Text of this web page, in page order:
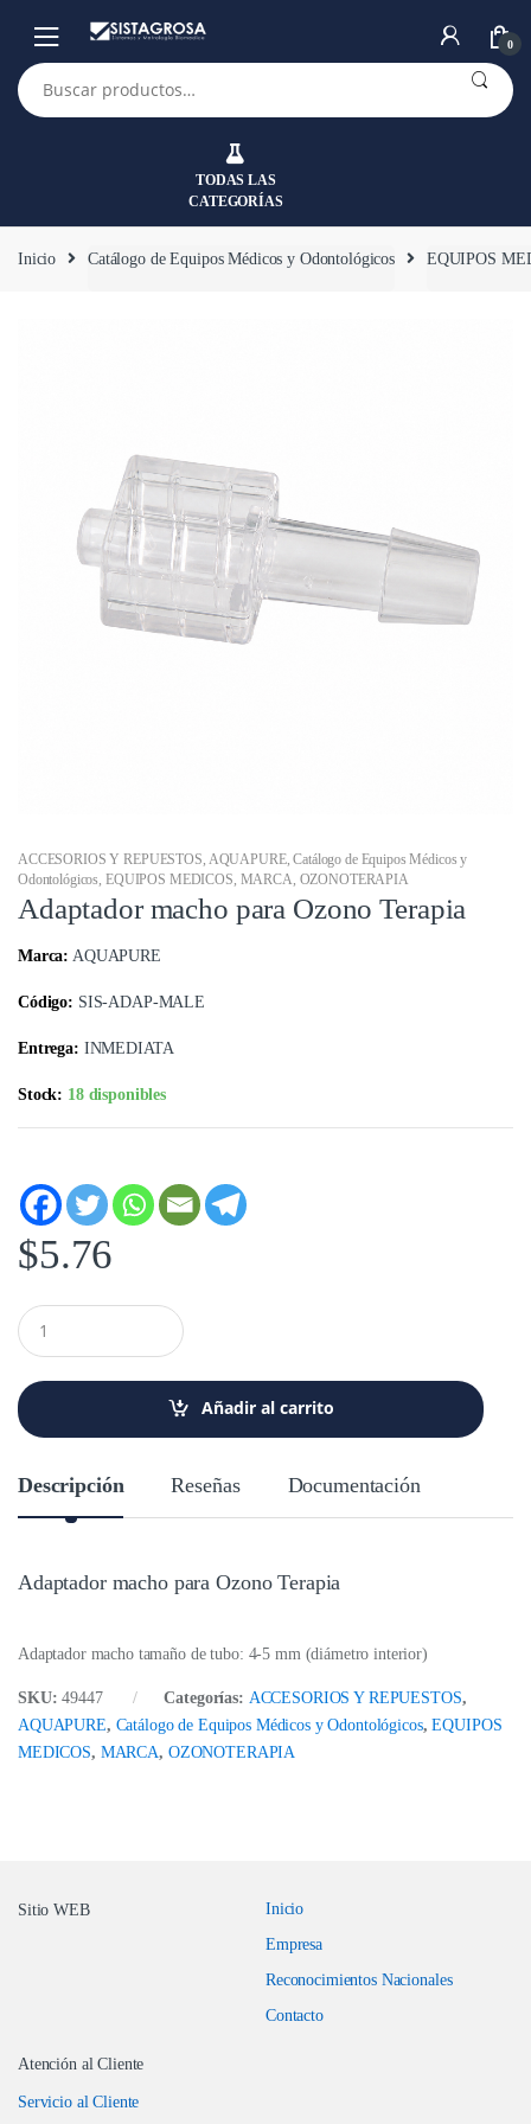
navegación
contenido
0
Buscar
por:
TODAS LAS
CATEGORÍAS
Inicio Catálogo de Equipos Médicos y Odontológicos EQUIPOS
ACCESORIOS Y REPUESTOS, AQUAPURE,Catálogo de Equipos Médicos y
Odontológicos, EQUIPOS MEDICOS, MARCA, OZONOTERAPIA
Adaptador macho para Ozono Terapia
Marca: AQUAPURE
Código: SIS-ADAP-MALE
Entrega: INMEDIATA
Stock: 18 disponibles
$5.76
C
a
i
d
Añadir al carrito
Descripción Reseñas Documentación
Adaptador macho para Ozono Terapia
Adaptador macho tamaño de tubo: 4-5 mm (diámetro interior)
SKU:49447 Categorías: ACCESORIOS Y REPUESTOS,
AQUAPURE, Catálogo de Equipos Médicos y Odontológicos,EQUIPOS
MEDICOS, MARCA, OZONOTERAPIA
Sitio WEB
Inicio
Empresa
Reconocimientos Nacionales
Contacto
Atención al Cliente
Servicio al Cliente